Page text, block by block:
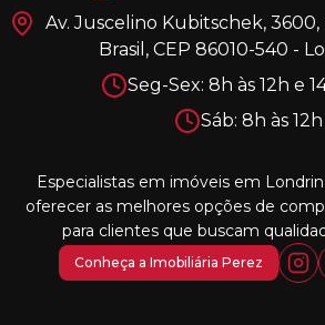
Av. Juscelino Kubitschek,
Brasil, CEP 86010-540 -
Seg-Sex: 8h às 12h e
Sáb: 8h às 12h
Especialistas em imóveis em
oferecer as melhores opções de
para clientes que buscam
Conheça a Imobiliária Perez